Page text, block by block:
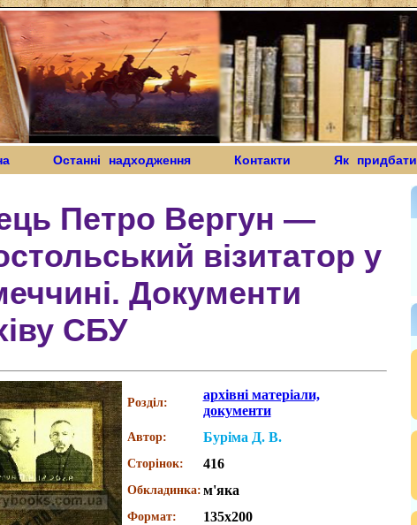
Останні надходження Контакти Як придбати
Петро Вергун —
візитатор у
Документи
СБУ
Розділ:
архівні матеріали,
документи
Автор: Буріма Д. В.
Сторінок: 416
Обкладинка: м'яка
Формат: 135х200